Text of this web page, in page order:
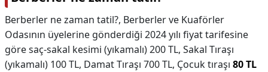
Berberler ne zaman tatil?, Berberler ve Kuaförler
Odasının üyelerine gönderdiği 2024 yılı fiyat tarifesine
göre saç-sakal kesimi (yıkamalı) 200 TL, Sakal Tıraşı
(yıkamalı) 100 TL, Damat Tıraşı 700 TL, Çocuk tıraşı 80 TL